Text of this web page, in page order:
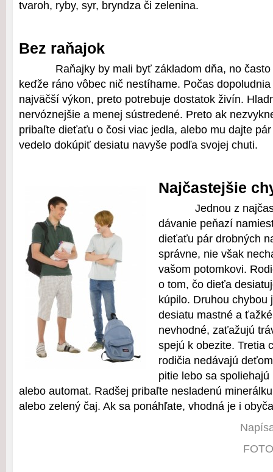
tvaroh, ryby, syr, bryndza či zelenina.
Bez raňajok
Raňajky by mali byť základom dňa, no
keďže ráno vôbec nič nestíhame. Počas
najväčší výkon, preto potrebuje dostatok živín.
nervóznejšie a menej sústredené. Preto ak
pribaľte dieťaťu o čosi viac jedla, alebo mu dajte
vedelo dokúpiť desiatu navyše podľa svojej chuti.
Najčastejšie
Jednou z
dávanie peňazí
dieťaťu pár drobných
správne, nie však
vašom potomkovi.
o tom, čo dieťa
kúpilo. Druhou
desiatu mastné a
nevhodné, zaťažujú
spejú k obezite. Tretia
rodičia nedávajú
pitie lebo sa
alebo automat. Radšej pribaľte nesladenú
alebo zelený čaj. Ak sa ponáhľate, vhodná je i